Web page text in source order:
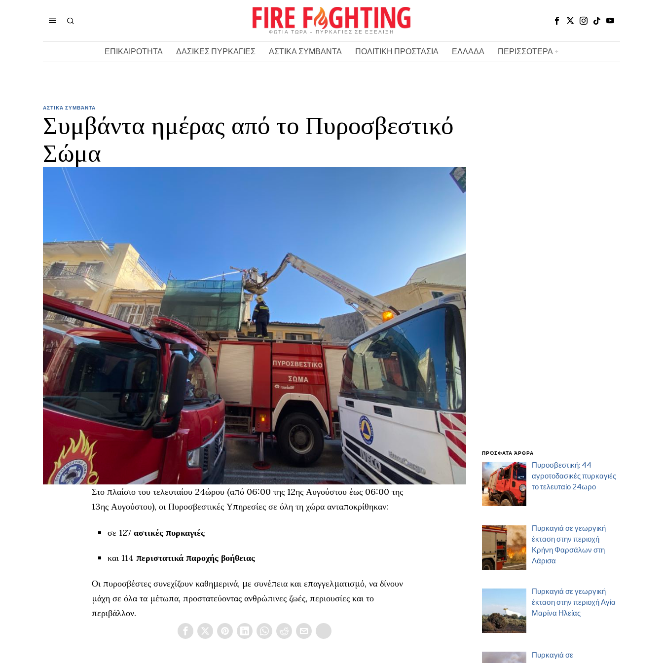
ΦΩΤΙΑ ΤΩΡΑ – ΠΥΡΚΑΓΙΕΣ ΣΕ ΕΞΕΛΙΞΗ
ΕΠΙΚΑΙΡΟΤΗΤΑ ΔΑΣΙΚΕΣ ΠΥΡΚΑΓΙΕΣ ΑΣΤΙΚΑ ΣΥΜΒΑΝΤΑ ΠΟΛΙΤΙΚΗ ΠΡΟΣΤΑΣΙΑ ΕΛΛΑΔΑ ΠΕΡΙΣΣΟΤΕΡΑ
ΑΣΤΙΚΆ ΣΥΜΒΆΝΤΑ
Συμβάντα ημέρας από το Πυροσβεστικό
Σώμα
Στο πλαίσιο του τελευταίου 24ώρου (από 06:00 της 12ης Αυγούστου έως 06:00 της
13ης Αυγούστου), οι Πυροσβεστικές Υπηρεσίες σε όλη τη χώρα ανταποκρίθηκαν:
σε 127αστικές πυρκαγιές
και 114 περιστατικά παροχής βοήθειας
Οι πυροσβέστες συνεχίζουν καθημερινά, με συνέπεια και επαγγελματισμό, να δίνουν
μάχη σε όλα τα μέτωπα, προστατεύοντας ανθρώπινες ζωές, περιουσίες και το
περιβάλλον.
ΠΡΌΣΦΑΤΑ ΆΡΘΡΑ
Πυροσβεστική: 44
αγροτοδασικές πυρκαγιές
το τελευταίο 24ωρο
Πυρκαγιά σε γεωργική
έκταση στην περιοχή
Κρήνη Φαρσάλων στη
Λάρισα
Πυρκαγιά σε γεωργική
έκταση στην περιοχή Αγία
Μαρίνα Ηλείας
Πυρκαγιά σε